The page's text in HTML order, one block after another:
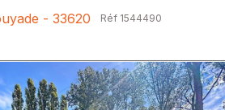
- 33620 Réf 1544490